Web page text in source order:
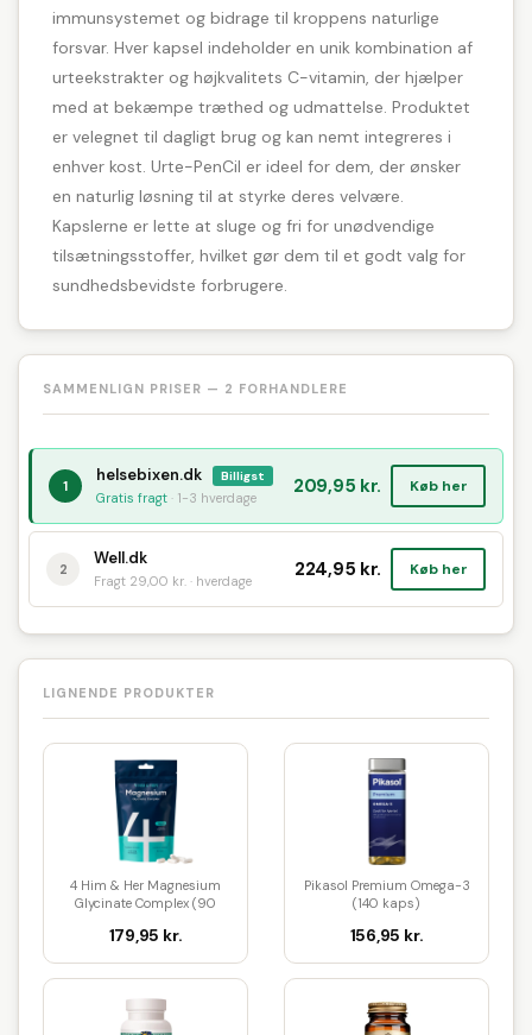
immunsystemet og bidrage til kroppens naturlige
forsvar. Hver kapsel indeholder en unik kombination af
urteekstrakter og højkvalitets C-vitamin, der hjælper
med at bekæmpe træthed og udmattelse. Produktet
er velegnet til dagligt brug og kan nemt integreres i
enhver kost. Urte-PenCil er ideel for dem, der ønsker
en naturlig løsning til at styrke deres velvære.
Kapslerne er lette at sluge og fri for unødvendige
tilsætningsstoffer, hvilket gør dem til et godt valg for
sundhedsbevidste forbrugere.
SAMMENLIGN PRISER — 2 FORHANDLERE
1
helsebixen.dk Billigst
Gratis fragt · 1-3 hverdage 209,95 kr. Køb her
2
Well.dk
Fragt 29,00 kr. · hverdage 224,95 kr. Køb her
LIGNENDE PRODUKTER
4 Him & Her Magnesium
Glycinate Complex (90
179,95 kr.
Pikasol Premium Omega-3
(140 kaps)
156,95 kr.